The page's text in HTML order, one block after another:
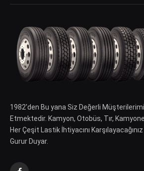
1982′den Bu yana Siz Değerli
Etmektedir. Kamyon, Otobüs, Tır,
Her Çeşit Lastik İhtiyacını
Gurur Duyar.